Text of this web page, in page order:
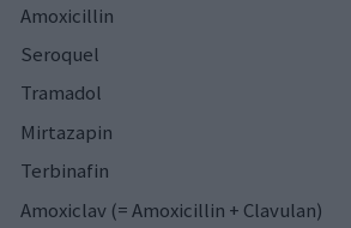
Amoxicillin
Seroquel
Tramadol
Mirtazapin
Terbinafin
Amoxiclav (= Amoxicillin + Clavulan)